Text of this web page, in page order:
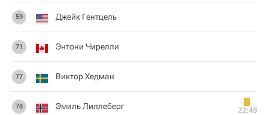
59 Джейк Гентцель
71 Энтони Чирелли
77 Виктор Хедман
78 Эмиль Лиллеберг 22:48